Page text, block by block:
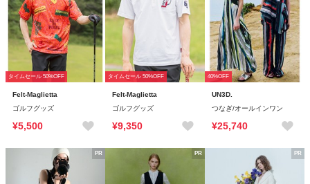
タイムセール 50%OFF
Felt-Maglietta
ゴルフグッズ
¥5,500
タイムセール 50%OFF
Felt-Maglietta
ゴルフグッズ
¥9,350
40%OFF
UN3D.
つなぎ/オールインワン
¥25,740
PR PR PR